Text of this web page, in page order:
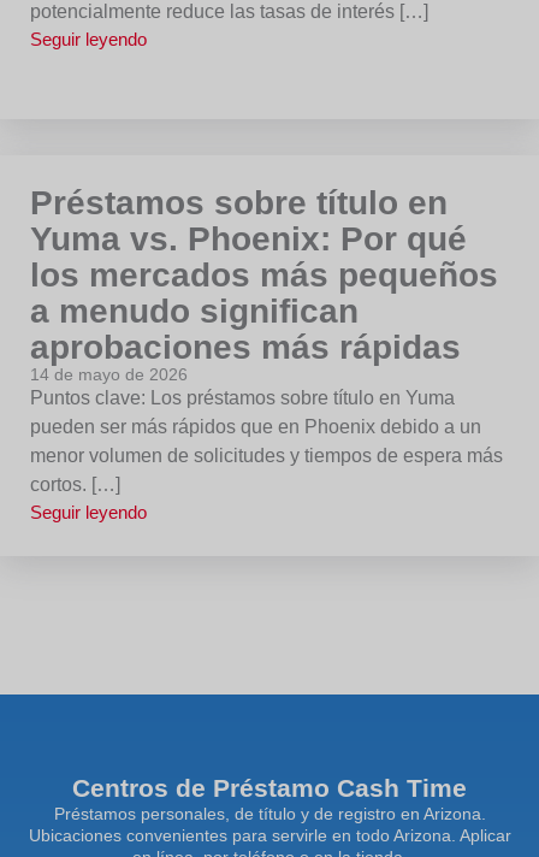
potencialmente reduce las tasas de interés […]
Seguir leyendo
Préstamos sobre título en
Yuma vs. Phoenix: Por qué
los mercados más pequeños
a menudo significan
aprobaciones más rápidas
14 de mayo de 2026
Puntos clave: Los préstamos sobre título en Yuma
pueden ser más rápidos que en Phoenix debido a un
menor volumen de solicitudes y tiempos de espera más
cortos. […]
Seguir leyendo
Centros de Préstamo Cash Time
Préstamos personales, de título y de registro en Arizona.
Ubicaciones convenientes para servirle en todo Arizona. Aplicar